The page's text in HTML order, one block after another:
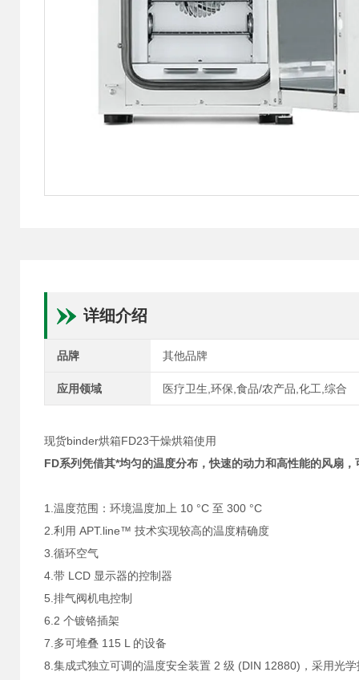
详细介绍
品牌 其他品牌
应用领域 医疗卫生,环保,食品/农产品,化工,综合
现货binder烘箱FD23干燥烘箱使用
FD系列凭借其*均匀的温度分布，快速的动力和高性能的风扇
1.温度范围：环境温度加上 10 °C 至 300 °C
2.利用 APT.line™ 技术实现较高的温度精确度
3.循环空气
4.带 LCD 显示器的控制器
5.排气阀机电控制
6.2 个镀铬插架
7.多可堆叠 115 L 的设备
8.集成式独立可调的温度安全装置 2 级 (DIN 12880)，采用光学